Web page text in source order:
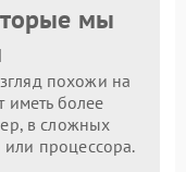
мы
похожи на
иметь более
в сложных
или процессора.